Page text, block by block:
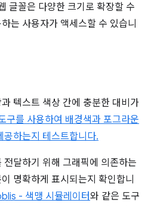
글꼴은 다양한 크기로 확장할 수
는 사용자가 액세스할 수 있습니
텍스트 색상 간에 충분한 대비가
구를 사용하여 배경색과 포그라운
하는지 테스트합니다.
달하기 위해 그래픽에 의존하는
명확하게 표시되는지 확인합니
- 색맹 시뮬레이터와 같은 도구